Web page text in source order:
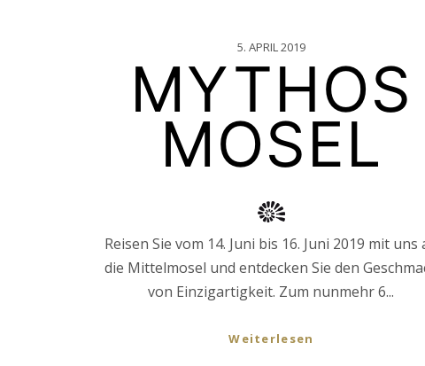
5. APRIL 2019
MYTHOS
MOSEL
Reisen Sie vom 14. Juni bis 16. Juni 2019 mit uns
die Mittelmosel und entdecken Sie den
von Einzigartigkeit. Zum nunmehr 6...
Weiterlesen